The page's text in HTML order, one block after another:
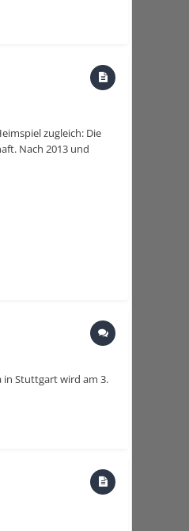
zugleich: Die
Nach 2013 und
in Stuttgart wird am 3.